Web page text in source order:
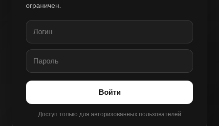
ограничен.
Войти
Доступ только для авторизованных пользователей